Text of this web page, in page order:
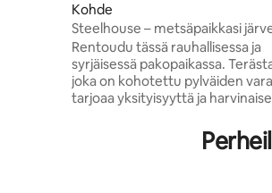
Kohde
Steelhouse – metsäpaikkasi
rannalla
Rentoudu tässä rauhallisessa ja
syrjäisessä pakopaikassa.
joka on kohotettu pylväiden
tarjoaa yksityisyyttä ja
ja nauti rauhallisesta lomasta.
Korkeimmassa kohdassa veden